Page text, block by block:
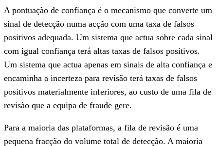
A pontuação de confiança é o mecanismo que converte um
sinal de detecção numa acção com uma taxa de falsos
positivos adequada. Um sistema que actua sobre cada sinal
com igual confiança terá altas taxas de falsos positivos.
Um sistema que actua apenas em sinais de alta confiança e
encaminha a incerteza para revisão terá taxas de falsos
positivos materialmente inferiores, ao custo de uma fila de
revisão que a equipa de fraude gere.
Para a maioria das plataformas, a fila de revisão é uma
pequena fracção do volume total de detecção. A maioria